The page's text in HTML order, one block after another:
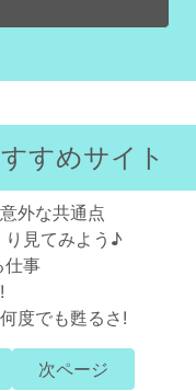
すめサイト
外な共通点
見てみよう♪
仕事
度でも甦るさ!
次ページ